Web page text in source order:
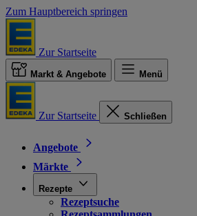
Zum Hauptbereich springen
Zur Startseite
Markt & Angebote Menü
Zur Startseite Schließen
Angebote
Märkte
Rezepte
Rezeptsuche